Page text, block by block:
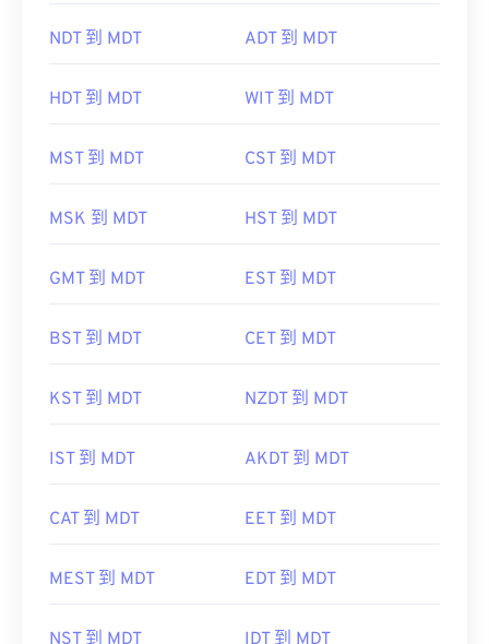
NDT 到 MDT ADT 到 MDT
HDT 到 MDT WIT 到 MDT
MST 到 MDT CST 到 MDT
MSK 到 MDT HST 到 MDT
GMT 到 MDT EST 到 MDT
BST 到 MDT CET 到 MDT
KST 到 MDT NZDT 到 MDT
IST 到 MDT AKDT 到 MDT
CAT 到 MDT EET 到 MDT
MEST 到 MDT EDT 到 MDT
NST 到 MDT IDT 到 MDT